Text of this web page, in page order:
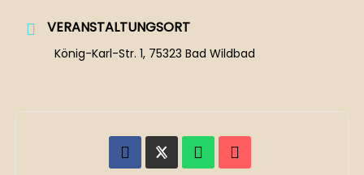
VERANSTALTUNGSORT
König-Karl-Str. 1, 75323 Bad Wildbad